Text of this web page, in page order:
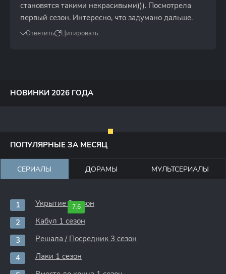
становятся такими некрасивыми))). Посмотрела
первый сезон. Интересно, что задумано дальше.
Ответить Цитировать
НОВИНКИ 2026 ГОДА
ПОПУЛЯРНЫЕ ЗА МЕСЯЦ
СЕРИАЛЫ ДОРАМЫ МУЛЬТСЕРИАЛЫ
7.6
Укрытие 3 сезон
Кабул 1 сезон
Решала / Посредник 3 сезон
Лаки 1 сезон